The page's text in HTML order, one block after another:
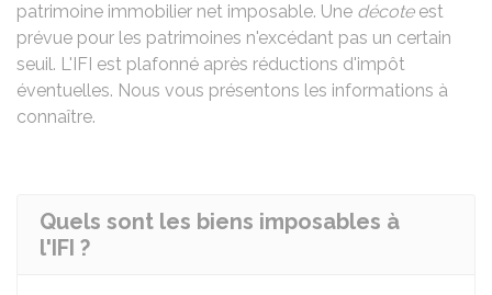
patrimoine immobilier net imposable. Une décoteest
prévue pour les patrimoines n'excédant pas un certain
seuil. L'IFI est plafonné après réductions d'impôt
éventuelles. Nous vous présentons les informations à
connaître.
Quels sont les biens imposables à
l'IFI ?